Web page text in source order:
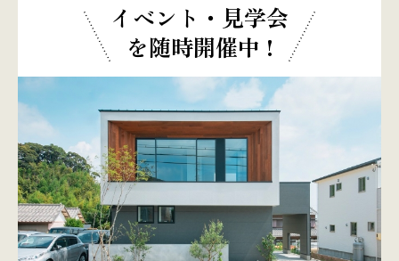
イベント・見学会
を随時開催中 !